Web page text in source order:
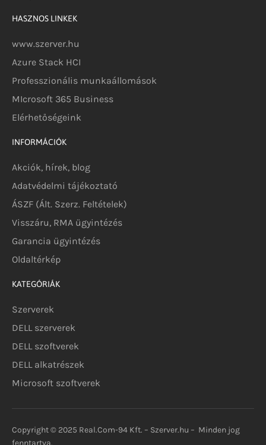
HASZNOS LINKEK
www.szerver.hu
Azure Stack HCI
Professzionális munkaállomások
MIcrosoft 365 Business
Elérhetőségeink
INFORMÁCIÓK
Akciók, hírek, blog
Adatvédelmi tájékoztató
ÁSZF (Ált. Szerz. Feltételek)
Visszáru, RMA ügyintézés
Garancia ügyintézés
Oldaltérkép
KATEGÓRIÁK
Szerverek
DELL szerverek
DELL szoftverek
DELL alkatrészek
Microsoft szoftverek
Copyright © 2025 Real.Com-94 Kft. – Szerver.hu – Minden jog
fenntartva.